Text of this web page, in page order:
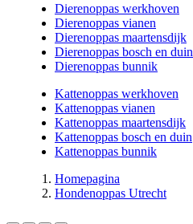
Dierenoppas werkhoven
Dierenoppas vianen
Dierenoppas maartensdijk
Dierenoppas bosch en duin
Dierenoppas bunnik
Kattenoppas werkhoven
Kattenoppas vianen
Kattenoppas maartensdijk
Kattenoppas bosch en duin
Kattenoppas bunnik
Homepagina
Hondenoppas Utrecht